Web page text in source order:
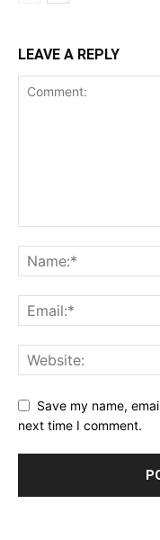
LEAVE A REPLY
Save my name,
next time I comment.